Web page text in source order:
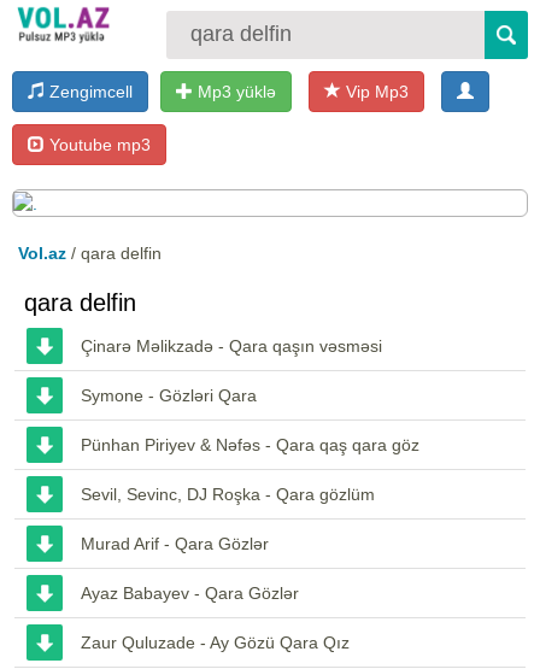
Zengimcell Mp3 yüklə Vip Mp3
Youtube mp3
Vol.az / qara delfin
qara delfin
Çinarə Məlikzadə - Qara qaşın vəsməsi
Symone - Gözləri Qara
Pünhan Piriyev & Nəfəs - Qara qaş qara göz
Sevil, Sevinc, DJ Roşka - Qara gözlüm
Murad Arif - Qara Gözlər
Ayaz Babayev - Qara Gözlər
Zaur Quluzade - Ay Gözü Qara Qız